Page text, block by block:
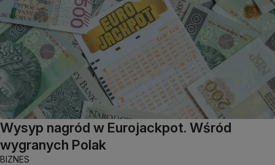
Wysyp nagród w Eurojackpot. Wśród
wygranych Polak
BIZNES